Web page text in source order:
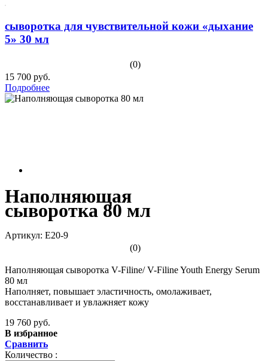
сыворотка для чувствительной кожи «дыхание
5» 30 мл
(0)
15 700 руб.
Подробнее
Наполняющая
сыворотка 80 мл
Артикул: E20-9
(0)
Наполняющая сыворотка V-Filine/ V-Filine Youth Energy Serum
80 мл
Наполняет, повышает эластичность, омолаживает,
восстанавливает и увлажняет кожу
19 760 руб.
В избранное
Сравнить
Количество :